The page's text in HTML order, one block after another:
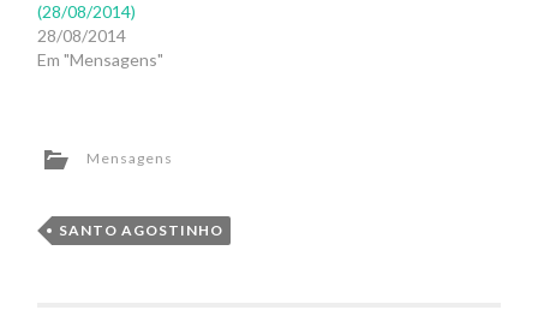
(28/08/2014)
28/08/2014
Em "Mensagens"
Mensagens
SANTO AGOSTINHO